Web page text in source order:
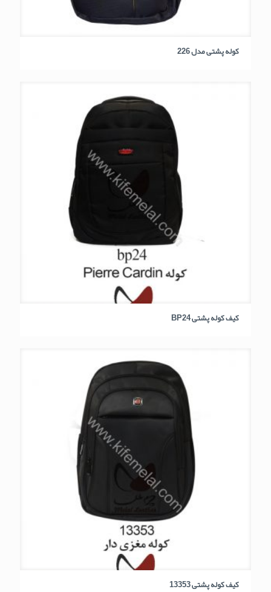
کوله پشتی مدل 226
کیف کوله پشتی BP24
کیف کوله پشتی 13353